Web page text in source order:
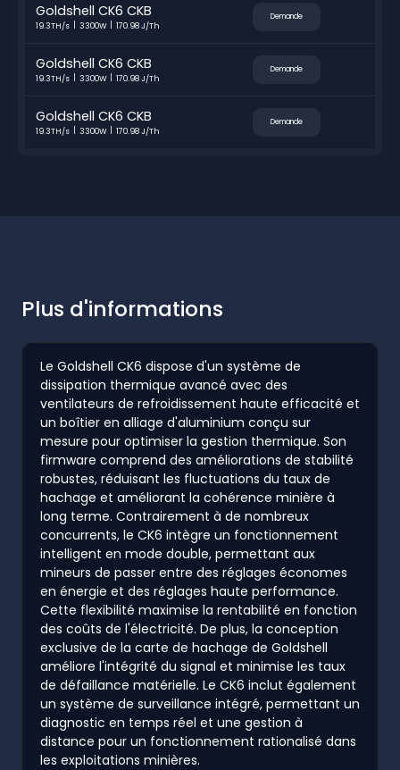
Goldshell CK6 CKB
19.3TH/s 3300W 170.98 J/Th
Demande
Goldshell CK6 CKB
19.3TH/s 3300W 170.98 J/Th
Demande
Goldshell CK6 CKB
19.3TH/s 3300W 170.98 J/Th
Demande
Plus d'informations
Le Goldshell CK6 dispose d'un système de
dissipation thermique avancé avec des
ventilateurs de refroidissement haute efficacité et
un boîtier en alliage d'aluminium conçu sur
mesure pour optimiser la gestion thermique. Son
firmware comprend des améliorations de stabilité
robustes, réduisant les fluctuations du taux de
hachage et améliorant la cohérence minière à
long terme. Contrairement à de nombreux
concurrents, le CK6 intègre un fonctionnement
intelligent en mode double, permettant aux
mineurs de passer entre des réglages économes
en énergie et des réglages haute performance.
Cette flexibilité maximise la rentabilité en fonction
des coûts de l'électricité. De plus, la conception
exclusive de la carte de hachage de Goldshell
améliore l'intégrité du signal et minimise les taux
de défaillance matérielle. Le CK6 inclut également
un système de surveillance intégré, permettant un
diagnostic en temps réel et une gestion à
distance pour un fonctionnement rationalisé dans
les exploitations minières.